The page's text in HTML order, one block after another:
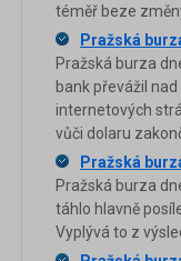
téměř beze
Pražská
Pražská burza
bank převážil
internetových
vůči dolaru
Pražská
Pražská burza
táhlo hlavně
Vyplývá to z